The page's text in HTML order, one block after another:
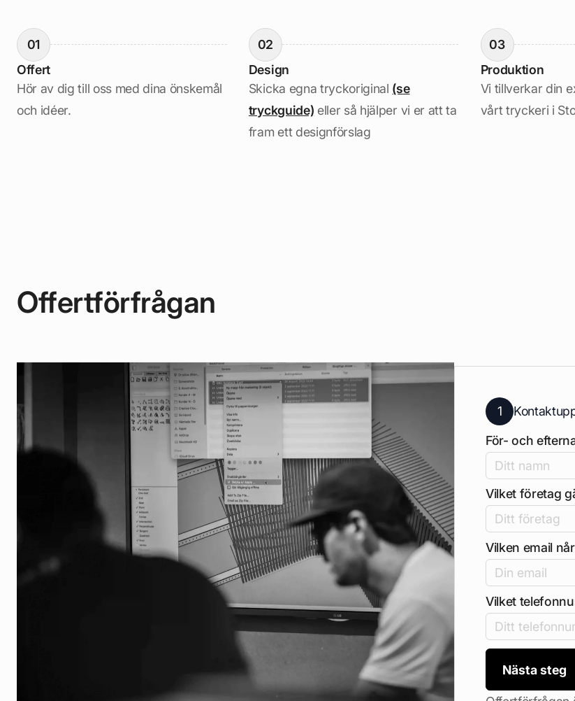
01
Offert
Hör av dig till oss med dina önskemål
och idéer.
02
Design
Skicka egna tryckoriginal (se
tryckguide) eller så hjälper vi er att ta
fram ett designförslag
03
Produktion
Vi tillverkar din
vårt tryckeri i
Offertförfrågan
1
För- och
Vilket företag
Vilken email
Vilket
Nästa steg